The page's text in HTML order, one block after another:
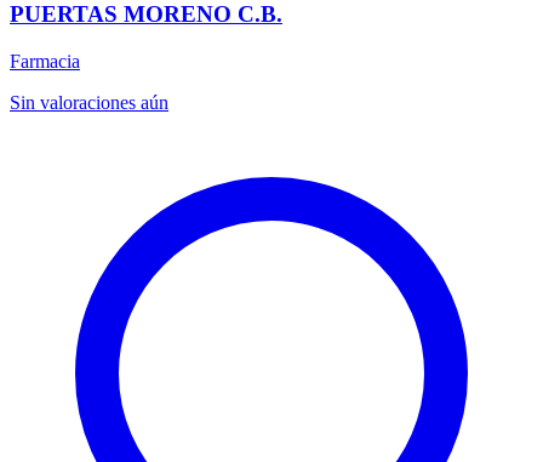
PUERTAS MORENO C.B.
Farmacia
Sin valoraciones aún